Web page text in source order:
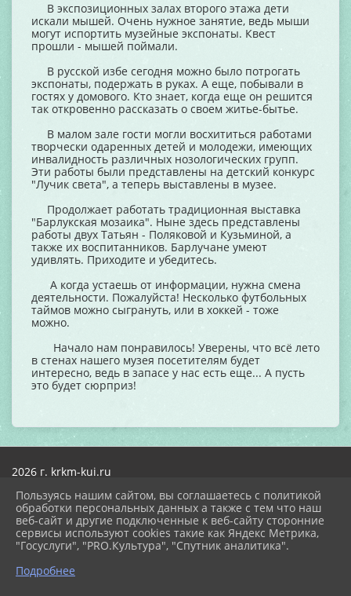
В экспозиционных залах второго этажа дети
искали мышей. Очень нужное занятие, ведь мыши
могут испортить музейные экспонаты. Квест
прошли - мышей поймали.
В русской избе сегодня можно было потрогать
экспонаты, подержать в руках. А еще, побывали в
гостях у домового. Кто знает, когда еще он решится
так откровенно рассказать о своем житье-бытье.
В малом зале гости могли восхититься работами
творчески одаренных детей и молодежи, имеющих
инвалидность различных нозологических групп.
Эти работы были представлены на детский конкурс
"Лучик света", а теперь выставлены в музее.
Продолжает работать традиционная выставка
"Барлукская мозаика". Ныне здесь представлены
работы двух Татьян - Поляковой и Кузьминой, а
также их воспитанников. Барлучане умеют
удивлять. Приходите и убедитесь.
А когда устаешь от информации, нужна смена
деятельности. Пожалуйста! Несколько футбольных
таймов можно сыгрануть, или в хоккей - тоже
можно.
Начало нам понравилось! Уверены, что всё лето
в стенах нашего музея посетителям будет
интересно, ведь в запасе у нас есть еще... А пусть
это будет сюрприз!
2026 г. krkm-kui.ru
Карта сайта
Политика обработки персональных данных
Сделано на KubCMS
Разработка и поддержка
Пользуясь нашим сайтом, вы соглашаетесь с политикой
обработки персональных данных а также с тем что наш
веб-сайт и другие подключенные к веб-сайту сторонние
сервисы используют cookies такие как Яндекс Метрика,
"Госуслуги", "PRO.Культура", "Спутник аналитика".
Подробнее